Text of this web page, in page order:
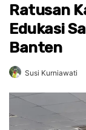
Ratusan
Edukasi
Banten
Susi Kurniawati